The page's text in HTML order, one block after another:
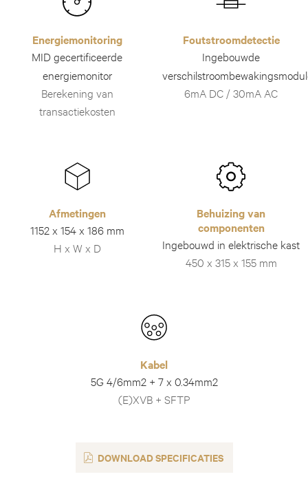
Energiemonitoring
MID gecertificeerde
energiemonitor
Berekening van
transactiekosten
Foutstroomdetectie
Ingebouwde
6mA DC / 30mA AC
Afmetingen
1152 x 154 x 186 mm
H x W x D
Behuizing van
componenten
Ingebouwd in elektrische kast
450 x 315 x 155 mm
Kabel
5G 4/6mm2 + 7 x 0.34mm2
(E)XVB + SFTP
DOWNLOAD SPECIFICATIES